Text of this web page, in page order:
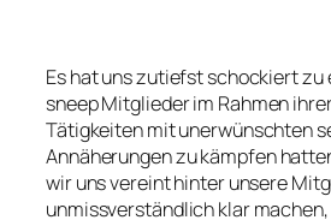
Es hat uns zutiefst schockiert zu
sneep Mitglieder im Rahmen
Tätigkeiten mit unerwünschten
Annäherungen zu kämpfen
wir uns vereint hinter unsere
unmissverständlich klar